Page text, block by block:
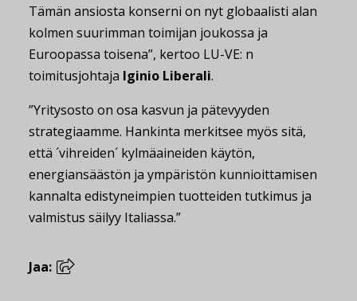
Tämän ansiosta konserni on nyt globaalisti alan
kolmen suurimman toimijan joukossa ja
Euroopassa toisena”, kertoo LU-VE: n
toimitusjohtaja Iginio Liberali.
”Yritysosto on osa kasvun ja pätevyyden
strategiaamme. Hankinta merkitsee myös sitä,
että ´vihreiden´ kylmäaineiden käytön,
energiansäästön ja ympäristön kunnioittamisen
kannalta edistyneimpien tuotteiden tutkimus ja
valmistus säilyy Italiassa.”
Jaa: